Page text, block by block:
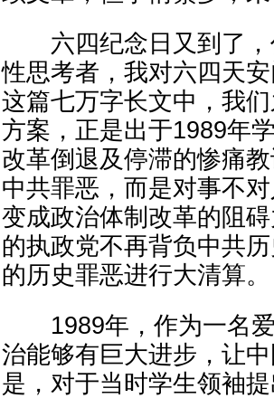
六四纪念日又到了，
性思考者，我对六四天
这篇七万字长文中，我
方案，正是出于1989年
改革倒退及停滞的惨痛
中共罪恶，而是对事不
变成政治体制改革的阻
的执政党不再背负中共
的历史罪恶进行大清算。
1989年，作为一名爱
治能够有巨大进步，让
是，对于当时学生领袖